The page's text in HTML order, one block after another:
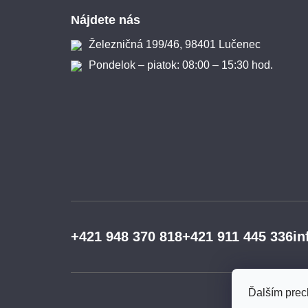
Ďalším
Nájdete nás
Železničná 199/46, 98401 Lučenec
Pondelok – piatok: 08:00 – 15:30 hod.
+421 948 370 818+421 911 445 336